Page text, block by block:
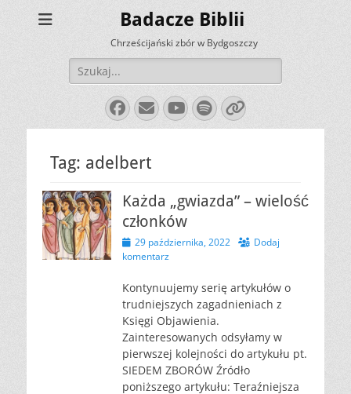
Badacze Biblii
Chrześcijański zbór w Bydgoszczy
Szukaj:
Facebook
E-
mail
YouTube
Spotify
Link
Tag: adelbert
Każda „gwiazda” – wielość
członków
Opublikowano
29 października, 2022
Dodaj
komentarz
Kontynuujemy serię artykułów o
trudniejszych zagadnieniach z
Księgi Objawienia.
Zainteresowanych odsyłamy w
pierwszej kolejności do artykułu pt.
SIEDEM ZBORÓW Źródło
poniższego artykułu: Teraźniejsza